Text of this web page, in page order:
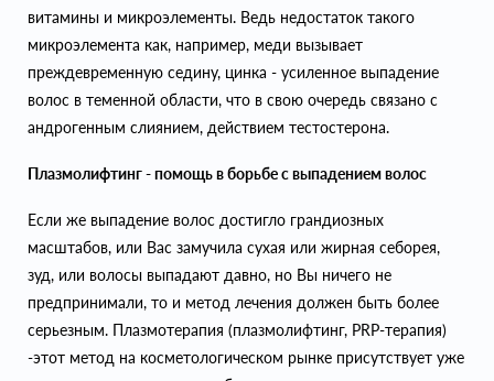
витамины и микроэлементы. Ведь недостаток такого
микроэлемента как, например, меди вызывает
преждевременную седину, цинка - усиленное выпадение
волос в теменной области, что в свою очередь связано с
андрогенным слиянием, действием тестостерона.
Плазмолифтинг - помощь в борьбе с выпадением волос
Если же выпадение волос достигло грандиозных
масштабов, или Вас замучила сухая или жирная себорея,
зуд, или волосы выпадают давно, но Вы ничего не
предпринимали, то и метод лечения должен быть более
серьезным. Плазмотерапия (плазмолифтинг, PRP-терапия)
-этот метод на косметологическом рынке присутствует уже